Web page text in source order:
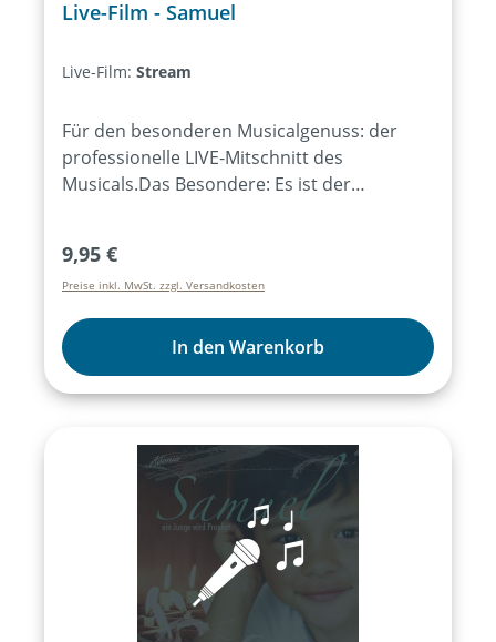
Live-Film - Samuel
Live-Film: Stream
Für den besonderen Musicalgenuss: der
professionelle LIVE-Mitschnitt des
Musicals.Das Besondere: Es ist der
auf der Bühne.
Regulärer Preis:
9,95 €
Preise inkl. MwSt. zzgl. Versandkosten
In den Warenkorb